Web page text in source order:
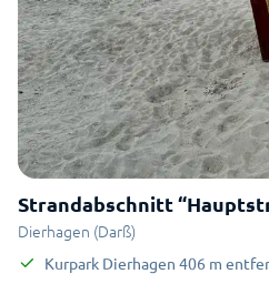
Strandabschnitt
Dierhagen (Darß)
Kurpark Dierhagen 406 m